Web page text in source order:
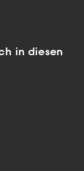
in diesen